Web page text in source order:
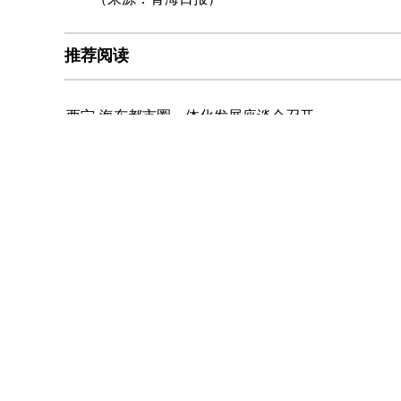
推荐阅读
西宁-海东都市圈一体化发展座谈会召开